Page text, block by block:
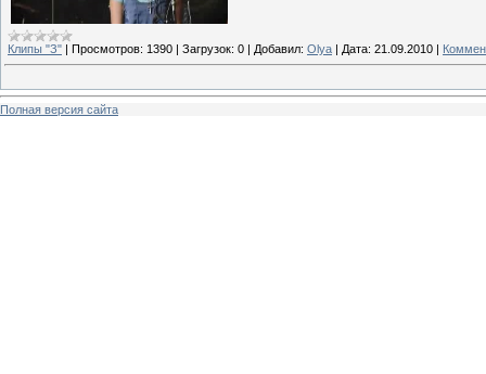
Клипы "З" | Просмотров: 1390 | Загрузок: 0 | Добавил: Olya | Дата: 21.09.2010 |
Полная версия сайта